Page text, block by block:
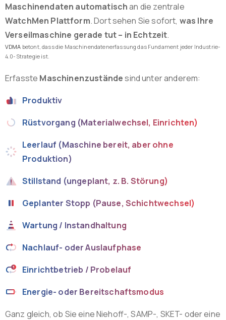
Maschinendaten automatischan die zentrale
WatchMen Plattform. Dort sehen Sie sofort, was Ihre
Verseilmaschine gerade tut – in Echtzeit.
VDMA betont, dass die Maschinendatenerfassung das Fundament jeder Industrie-
4.0-Strategie ist.
Erfasste Maschinenzuständesind unter anderem:
Produktiv
Rüstvorgang (Materialwechsel, Einrichten)
Leerlauf (Maschine bereit, aber ohne
Produktion)
Stillstand (ungeplant, z. B. Störung)
Geplanter Stopp (Pause, Schichtwechsel)
Wartung / Instandhaltung
Nachlauf- oder Auslaufphase
Einrichtbetrieb / Probelauf
Energie- oder Bereitschaftsmodus
Ganz gleich, ob Sie eine Niehoff-, SAMP-, SKET- oder eine